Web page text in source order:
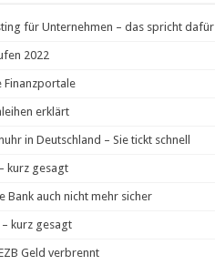
für Unternehmen – das spricht dafür
2022
Finanzportale
erklärt
in Deutschland – Sie tickt schnell
kurz gesagt
Bank auch nicht mehr sicher
kurz gesagt
Geld verbrennt